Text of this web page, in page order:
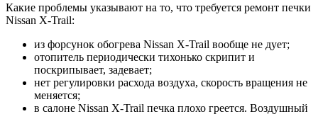
Какие проблемы указывают на то, что требуется ремонт печки
Nissan X-Trail:
из форсунок обогрева Nissan X-Trail вообще не дует;
отопитель периодически тихонько скрипит и
поскрипывает, задевает;
нет регулировки расхода воздуха, скорость вращения не
меняется;
в салоне Nissan X-Trail печка плохо греется. Воздушный